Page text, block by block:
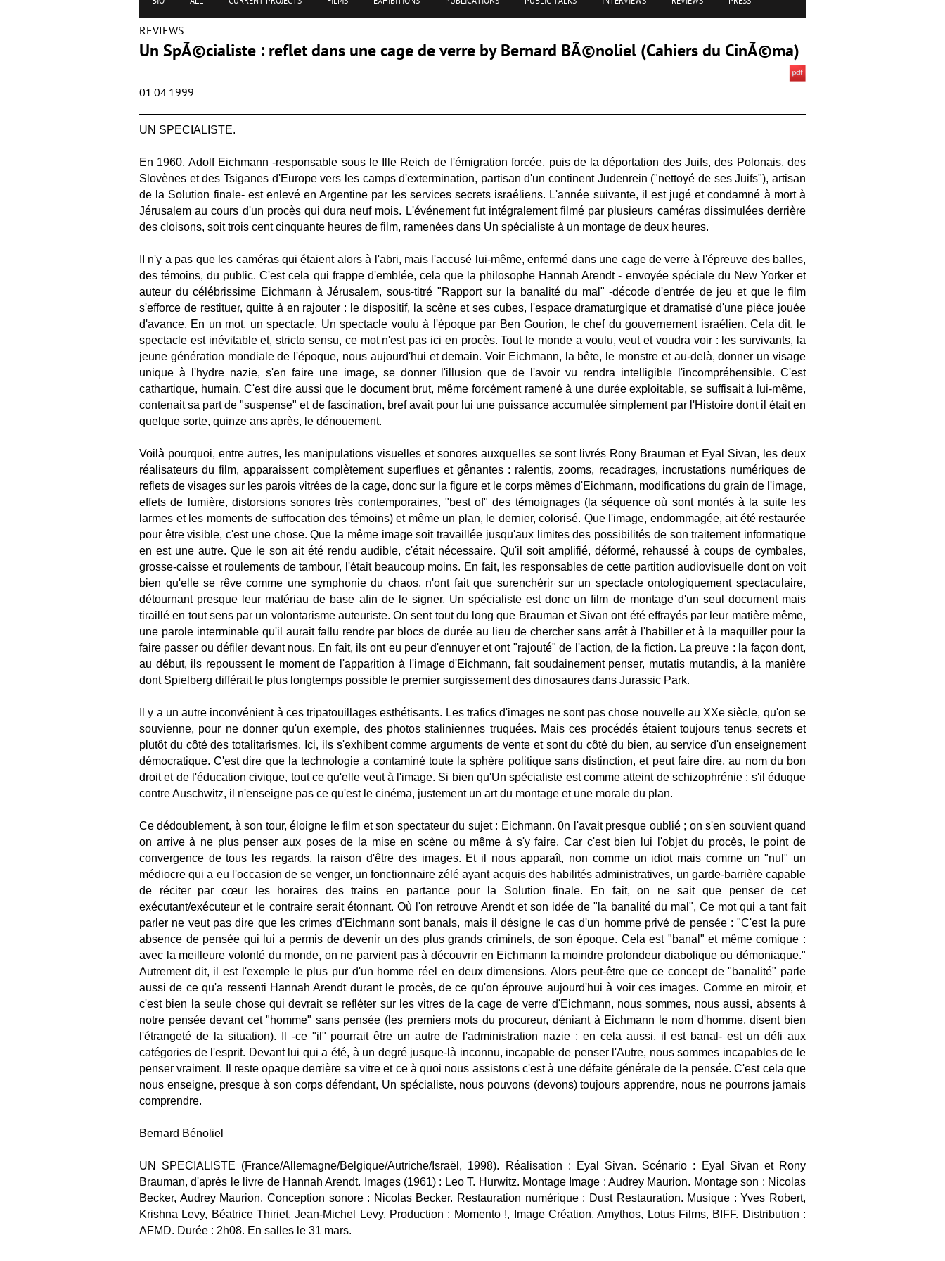
REVIEWS
Un SpÃ©cialiste : reflet dans une cage de verre by Bernard BÃ©noliel (Cahiers du CinÃ©ma)
01.04.1999
UN SPECIALISTE.
En 1960, Adolf Eichmann -responsable sous le Ille Reich de l'émigration forcée, puis de la déportation des Juifs, des Polonais, des
Slovènes et des Tsiganes d'Europe vers les camps d'extermination, partisan d'un continent Judenrein ("nettoyé de ses Juifs"), artisan
de la Solution finale- est enlevé en Argentine par les services secrets israéliens. L'année suivante, il est jugé et condamné à mort à
Jérusalem au cours d'un procès qui dura neuf mois. L'événement fut intégralement filmé par plusieurs caméras dissimulées derrière
des cloisons, soit trois cent cinquante heures de film, ramenées dans Un spécialiste à un montage de deux heures.
II n'y a pas que les caméras qui étaient alors à l'abri, mais l'accusé lui-même, enfermé dans une cage de verre à l'épreuve des balles,
des témoins, du public. C'est cela qui frappe d'emblée, cela que la philosophe Hannah Arendt - envoyée spéciale du New Yorker et
auteur du célébrissime Eichmann à Jérusalem, sous-titré "Rapport sur la banalité du mal" -décode d'entrée de jeu et que le film
s'efforce de restituer, quitte à en rajouter : le dispositif, la scène et ses cubes, l'espace dramaturgique et dramatisé d'une pièce jouée
d'avance. En un mot, un spectacle. Un spectacle voulu à l'époque par Ben Gourion, le chef du gouvernement israélien. Cela dit, le
spectacle est inévitable et, stricto sensu, ce mot n'est pas ici en procès. Tout le monde a voulu, veut et voudra voir : les survivants, la
jeune génération mondiale de l'époque, nous aujourd'hui et demain. Voir Eichmann, la bête, le monstre et au-delà, donner un visage
unique à l'hydre nazie, s'en faire une image, se donner l'illusion que de l'avoir vu rendra intelligible l'incompréhensible. C'est
cathartique, humain. C'est dire aussi que le document brut, même forcément ramené à une durée exploitable, se suffisait à lui-même,
contenait sa part de "suspense" et de fascination, bref avait pour lui une puissance accumulée simplement par l'Histoire dont il était en
quelque sorte, quinze ans après, le dénouement.
Voilà pourquoi, entre autres, les manipulations visuelles et sonores auxquelles se sont livrés Rony Brauman et Eyal Sivan, les deux
réalisateurs du film, apparaissent complètement superflues et gênantes : ralentis, zooms, recadrages, incrustations numériques de
reflets de visages sur les parois vitrées de la cage, donc sur la figure et le corps mêmes d'Eichmann, modifications du grain de l'image,
effets de lumière, distorsions sonores très contemporaines, "best of" des témoignages (la séquence où sont montés à la suite les
larmes et les moments de suffocation des témoins) et même un plan, le dernier, colorisé. Que l'image, endommagée, ait été restaurée
pour être visible, c'est une chose. Que la même image soit travaillée jusqu'aux limites des possibilités de son traitement informatique
en est une autre. Que le son ait été rendu audible, c'était nécessaire. Qu'il soit amplifié, déformé, rehaussé à coups de cymbales,
grosse-caisse et roulements de tambour, l'était beaucoup moins. En fait, les responsables de cette partition audiovisuelle dont on voit
bien qu'elle se rêve comme une symphonie du chaos, n'ont fait que surenchérir sur un spectacle ontologiquement spectaculaire,
détournant presque leur matériau de base afin de le signer. Un spécialiste est donc un film de montage d'un seul document mais
tiraillé en tout sens par un volontarisme auteuriste. On sent tout du long que Brauman et Sivan ont été effrayés par leur matière même,
une parole interminable qu'il aurait fallu rendre par blocs de durée au lieu de chercher sans arrêt à l'habiller et à la maquiller pour la
faire passer ou défiler devant nous. En fait, ils ont eu peur d'ennuyer et ont "rajouté" de l'action, de la fiction. La preuve : la façon dont,
au début, ils repoussent le moment de l'apparition à l'image d'Eichmann, fait soudainement penser, mutatis mutandis, à la manière
dont Spielberg différait le plus longtemps possible le premier surgissement des dinosaures dans Jurassic Park.
Il y a un autre inconvénient à ces tripatouillages esthétisants. Les trafics d'images ne sont pas chose nouvelle au XXe siècle, qu'on se
souvienne, pour ne donner qu'un exemple, des photos staliniennes truquées. Mais ces procédés étaient toujours tenus secrets et
plutôt du côté des totalitarismes. Ici, ils s'exhibent comme arguments de vente et sont du côté du bien, au service d'un enseignement
démocratique. C'est dire que la technologie a contaminé toute la sphère politique sans distinction, et peut faire dire, au nom du bon
droit et de l'éducation civique, tout ce qu'elle veut à l'image. Si bien qu'Un spécialiste est comme atteint de schizophrénie : s'il éduque
contre Auschwitz, il n'enseigne pas ce qu'est le cinéma, justement un art du montage et une morale du plan.
Ce dédoublement, à son tour, éloigne le film et son spectateur du sujet : Eichmann. 0n l'avait presque oublié ; on s'en souvient quand
on arrive à ne plus penser aux poses de la mise en scène ou même à s'y faire. Car c'est bien lui l'objet du procès, le point de
convergence de tous les regards, la raison d'être des images. Et il nous apparaît, non comme un idiot mais comme un "nul" un
médiocre qui a eu l'occasion de se venger, un fonctionnaire zélé ayant acquis des habilités administratives, un garde-barrière capable
de réciter par cœur les horaires des trains en partance pour la Solution finale. En fait, on ne sait que penser de cet
exécutant/exécuteur et le contraire serait étonnant. Où l'on retrouve Arendt et son idée de "la banalité du mal", Ce mot qui a tant fait
parler ne veut pas dire que les crimes d'Eichmann sont banals, mais il désigne le cas d'un homme privé de pensée : "C'est la pure
absence de pensée qui lui a permis de devenir un des plus grands criminels, de son époque. Cela est "banal" et même comique :
avec la meilleure volonté du monde, on ne parvient pas à découvrir en Eichmann la moindre profondeur diabolique ou démoniaque."
Autrement dit, il est l'exemple le plus pur d'un homme réel en deux dimensions. Alors peut-être que ce concept de "banalité" parle
aussi de ce qu'a ressenti Hannah Arendt durant le procès, de ce qu'on éprouve aujourd'hui à voir ces images. Comme en miroir, et
c'est bien la seule chose qui devrait se refléter sur les vitres de la cage de verre d'Eichmann, nous sommes, nous aussi, absents à
notre pensée devant cet "homme" sans pensée (les premiers mots du procureur, déniant à Eichmann le nom d'homme, disent bien
l'étrangeté de la situation). Il -ce "il" pourrait être un autre de l'administration nazie ; en cela aussi, il est banal- est un défi aux
catégories de l'esprit. Devant lui qui a été, à un degré jusque-là inconnu, incapable de penser l'Autre, nous sommes incapables de le
penser vraiment. Il reste opaque derrière sa vitre et ce à quoi nous assistons c'est à une défaite générale de la pensée. C'est cela que
nous enseigne, presque à son corps défendant, Un spécialiste, nous pouvons (devons) toujours apprendre, nous ne pourrons jamais
comprendre.
Bernard Bénoliel
UN SPECIALISTE (France/Allemagne/Belgique/Autriche/Israël, 1998). Réalisation : Eyal Sivan. Scénario : Eyal Sivan et Rony
Brauman, d'après le livre de Hannah Arendt. Images (1961) : Leo T. Hurwitz. Montage Image : Audrey Maurion. Montage son : Nicolas
Becker, Audrey Maurion. Conception sonore : Nicolas Becker. Restauration numérique : Dust Restauration. Musique : Yves Robert,
Krishna Levy, Béatrice Thiriet, Jean-Michel Levy. Production : Momento !, Image Création, Amythos, Lotus Films, BIFF. Distribution :
AFMD. Durée : 2h08. En salles le 31 mars.